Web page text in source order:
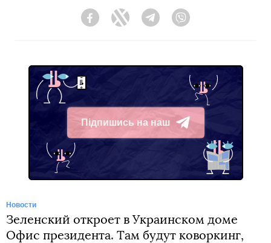
FacebookTwitter Telegram
Підпишись на наш
Telegram
Новости
Зеленский откроет в Украинском доме
Офис президента. Там будут коворкинг,